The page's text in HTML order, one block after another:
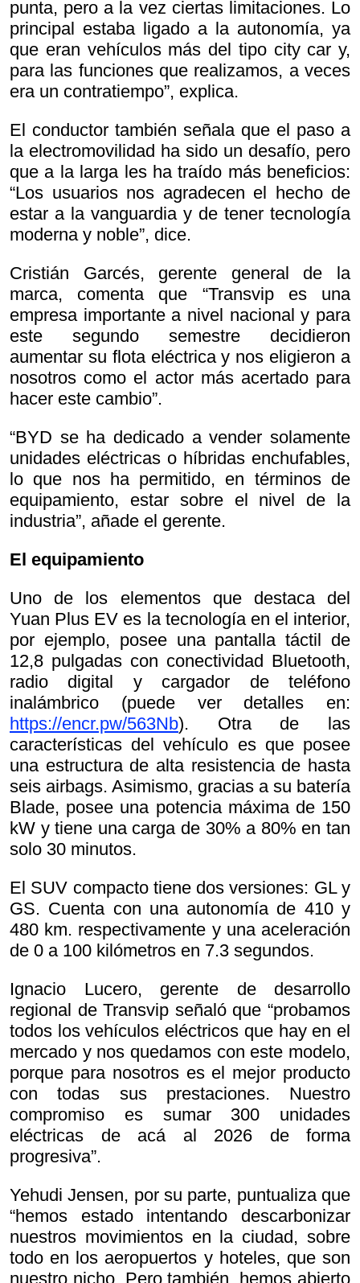
punta, pero a la vez ciertas limitaciones. Lo
principal estaba ligado a la autonomía, ya
que eran vehículos más del tipo city car y,
para las funciones que realizamos, a veces
era un contratiempo”, explica.
El conductor también señala que el paso a
la electromovilidad ha sido un desafío, pero
que a la larga les ha traído más beneficios:
“Los usuarios nos agradecen el hecho de
estar a la vanguardia y de tener tecnología
moderna y noble”, dice.
Cristián Garcés, gerente general de la
marca, comenta que “Transvip es una
empresa importante a nivel nacional y para
este segundo semestre decidieron
aumentar su flota eléctrica y nos eligieron a
nosotros como el actor más acertado para
hacer este cambio”.
“BYD se ha dedicado a vender solamente
unidades eléctricas o híbridas enchufables,
lo que nos ha permitido, en términos de
equipamiento, estar sobre el nivel de la
industria”, añade el gerente.
El equipamiento
Uno de los elementos que destaca del
Yuan Plus EV es la tecnología en el interior,
por ejemplo, posee una pantalla táctil de
12,8 pulgadas con conectividad Bluetooth,
radio digital y cargador de teléfono
inalámbrico (puede ver detalles en:
https://encr.pw/563Nb). Otra de las
características del vehículo es que posee
una estructura de alta resistencia de hasta
seis airbags. Asimismo, gracias a su batería
Blade, posee una potencia máxima de 150
kW y tiene una carga de 30% a 80% en tan
solo 30 minutos.
El SUV compacto tiene dos versiones: GL y
GS. Cuenta con una autonomía de 410 y
480 km. respectivamente y una aceleración
de 0 a 100 kilómetros en 7.3 segundos.
Ignacio Lucero, gerente de desarrollo
regional de Transvip señaló que “probamos
todos los vehículos eléctricos que hay en el
mercado y nos quedamos con este modelo,
porque para nosotros es el mejor producto
con todas sus prestaciones. Nuestro
compromiso es sumar 300 unidades
eléctricas de acá al 2026 de forma
progresiva”.
Yehudi Jensen, por su parte, puntualiza que
“hemos estado intentando descarbonizar
nuestros movimientos en la ciudad, sobre
todo en los aeropuertos y hoteles, que son
nuestro nicho. Pero también, hemos abierto